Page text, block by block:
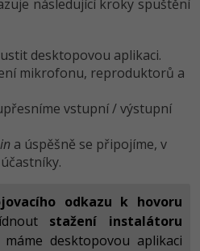
následující kroky spuštění
desktopovou aplikaci.
mikrofonu, reproduktorů a
vstupní / výstupní
a úspěšně se připojíme, v
odkazu k hovoru
stažení instalátoru
desktopovou aplikaci